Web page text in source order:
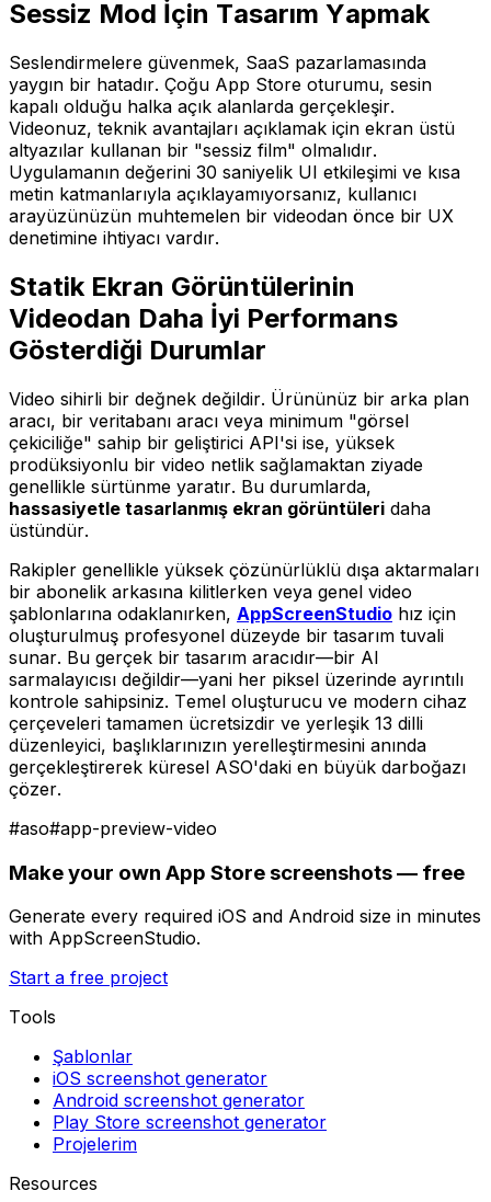
Sessiz Mod İçin Tasarım Yapmak
Seslendirmelere güvenmek, SaaS pazarlamasında
yaygın bir hatadır. Çoğu App Store oturumu, sesin
kapalı olduğu halka açık alanlarda gerçekleşir.
Videonuz, teknik avantajları açıklamak için ekran üstü
altyazılar kullanan bir "sessiz film" olmalıdır.
Uygulamanın değerini 30 saniyelik UI etkileşimi ve kısa
metin katmanlarıyla açıklayamıyorsanız, kullanıcı
arayüzünüzün muhtemelen bir videodan önce bir UX
denetimine ihtiyacı vardır.
Statik Ekran Görüntülerinin
Videodan Daha İyi Performans
Gösterdiği Durumlar
Video sihirli bir değnek değildir. Ürününüz bir arka plan
aracı, bir veritabanı aracı veya minimum "görsel
çekiciliğe" sahip bir geliştirici API'si ise, yüksek
prodüksiyonlu bir video netlik sağlamaktan ziyade
genellikle sürtünme yaratır. Bu durumlarda,
hassasiyetle tasarlanmış ekran görüntüleri daha
üstündür.
Rakipler genellikle yüksek çözünürlüklü dışa aktarmaları
bir abonelik arkasına kilitlerken veya genel video
şablonlarına odaklanırken, AppScreenStudio hız için
oluşturulmuş profesyonel düzeyde bir tasarım tuvali
sunar. Bu gerçek bir tasarım aracıdır—bir AI
sarmalayıcısı değildir—yani her piksel üzerinde ayrıntılı
kontrole sahipsiniz. Temel oluşturucu ve modern cihaz
çerçeveleri tamamen ücretsizdir ve yerleşik 13 dilli
düzenleyici, başlıklarınızın yerelleştirmesini anında
gerçekleştirerek küresel ASO'daki en büyük darboğazı
çözer.
#aso#app-preview-video
Make your own App Store screenshots — free
Generate every required iOS and Android size in minutes
with AppScreenStudio.
Start a free project
Tools
Şablonlar
iOS screenshot generator
Android screenshot generator
Play Store screenshot generator
Projelerim
Resources